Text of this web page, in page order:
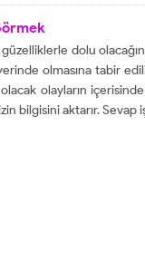
dolu
olmasına tabir
olayların
bilgisini aktarır. Sevap